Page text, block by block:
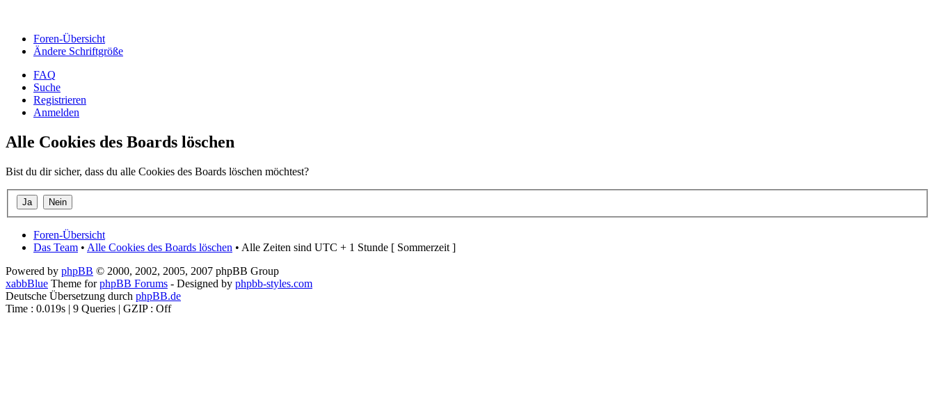
Foren-Übersicht
Ändere Schriftgröße
FAQ
Suche
Registrieren
Anmelden
Alle Cookies des Boards löschen
Bist du dir sicher, dass du alle Cookies des Boards löschen möchtest?
Foren-Übersicht
Das Team • Alle Cookies des Boards löschen • Alle Zeiten sind UTC + 1 Stunde [ Sommerzeit ]
Powered by phpBB © 2000, 2002, 2005, 2007 phpBB Group
xabbBlue Theme forphpBB Forums - Designed by phpbb-styles.com
Deutsche Übersetzung durch phpBB.de
Time : 0.019s | 9 Queries | GZIP : Off